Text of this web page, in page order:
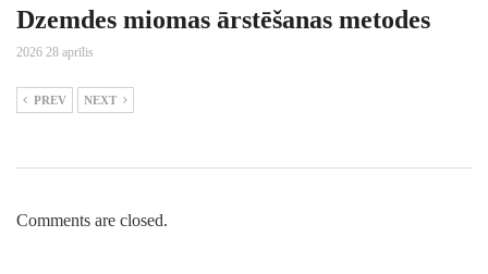
Dzemdes miomas ārstēšanas metodes
2026 28 aprīlis
PREV NEXT
Comments are closed.